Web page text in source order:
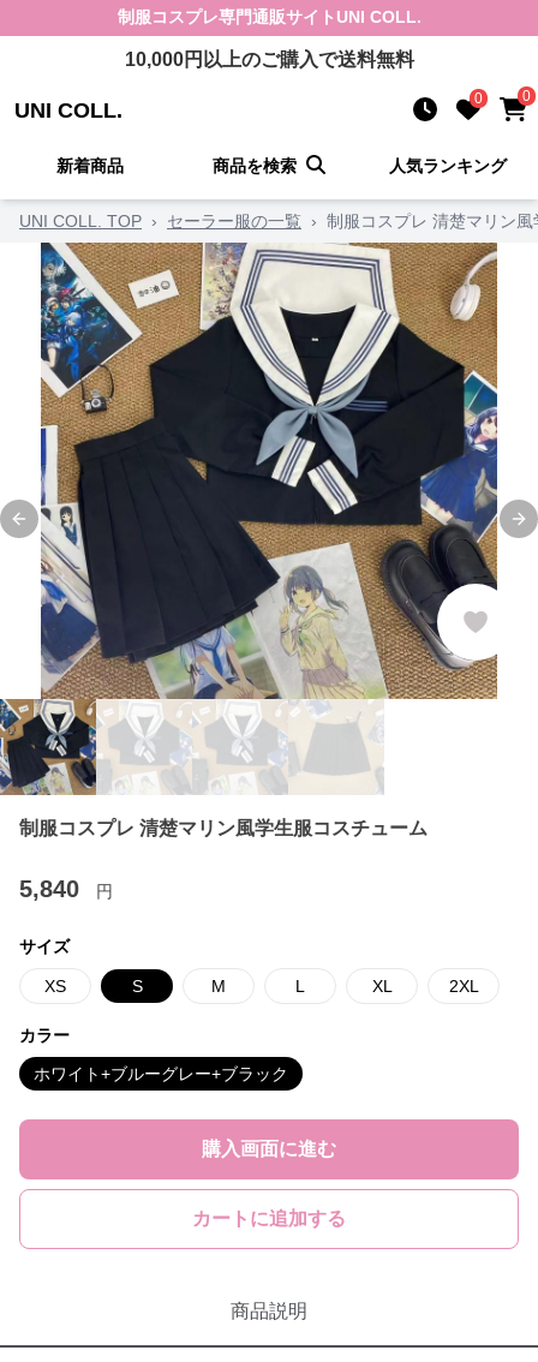
制服コスプレ専門通販サイト UNI COLL.
10,000円以上のご購入で送料無料
UNI COLL. 0 0
新着商品 商品を検索 人気ランキング
UNI COLL. TOP › セーラー服の一覧 › 制服コスプレ 清楚マリン
Previous slide
制服コスプレ 清楚マリン風学生服コスチューム
5,840 円
サイズ
XS S M L XL 2XL
カラー
ホワイト+ブルーグレー+ブラック
購入画面に進む
カートに追加する
商品説明